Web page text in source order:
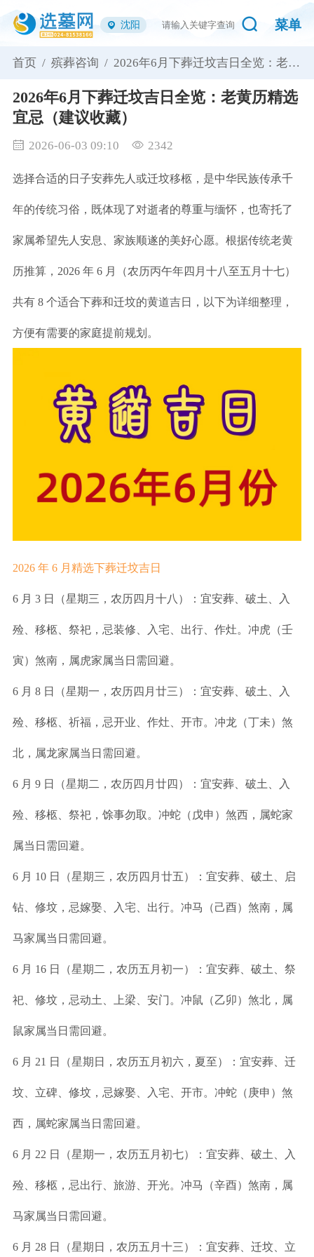
沈阳 菜单
首页 / 殡葬咨询 / 2026年6月下葬迁坟吉日全览：老黄
2026年6月下葬迁坟吉日全览：老黄历精选
宜忌（建议收藏）
2026-06-03 09:10 2342
选择合适的日子安葬先人或迁坟移柩，是中华民族传承千
年的传统习俗，既体现了对逝者的尊重与缅怀，也寄托了
家属希望先人安息、家族顺遂的美好心愿。根据传统老黄
历推算，2026 年 6 月（农历丙午年四月十八至五月十七）
共有 8 个适合下葬和迁坟的黄道吉日，以下为详细整理，
方便有需要的家庭提前规划。
2026 年 6 月精选下葬迁坟吉日
6 月 3 日（星期三，农历四月十八）：宜安葬、破土、入
殓、移柩、祭祀，忌装修、入宅、出行、作灶。冲虎（壬
寅）煞南，属虎家属当日需回避。
6 月 8 日（星期一，农历四月廿三）：宜安葬、破土、入
殓、移柩、祈福，忌开业、作灶、开市。冲龙（丁未）煞
北，属龙家属当日需回避。
6 月 9 日（星期二，农历四月廿四）：宜安葬、破土、入
殓、移柩、祭祀，馀事勿取。冲蛇（戊申）煞西，属蛇家
属当日需回避。
6 月 10 日（星期三，农历四月廿五）：宜安葬、破土、启
钻、修坟，忌嫁娶、入宅、出行。冲马（己酉）煞南，属
马家属当日需回避。
6 月 16 日（星期二，农历五月初一）：宜安葬、破土、祭
祀、修坟，忌动土、上梁、安门。冲鼠（乙卯）煞北，属
鼠家属当日需回避。
6 月 21 日（星期日，农历五月初六，夏至）：宜安葬、迁
坟、立碑、修坟，忌嫁娶、入宅、开市。冲蛇（庚申）煞
西，属蛇家属当日需回避。
6 月 22 日（星期一，农历五月初七）：宜安葬、破土、入
殓、移柩，忌出行、旅游、开光。冲马（辛酉）煞南，属
马家属当日需回避。
6 月 28 日（星期日，农历五月十三）：宜安葬、迁坟、立